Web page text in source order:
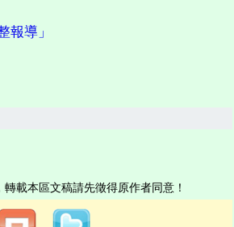
報導」
載本區文稿請先徵得原作者同意！